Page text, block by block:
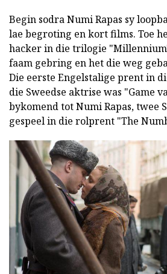
Begin sodra Numi Rapas sy
lae begroting en kort films. Toe
hacker in die trilogie
faam gebring en het die weg
Die eerste Engelstalige prent in
die Sweedse aktrise was "Game
bykomend tot Numi Rapas, twee
gespeel in die rolprent "The